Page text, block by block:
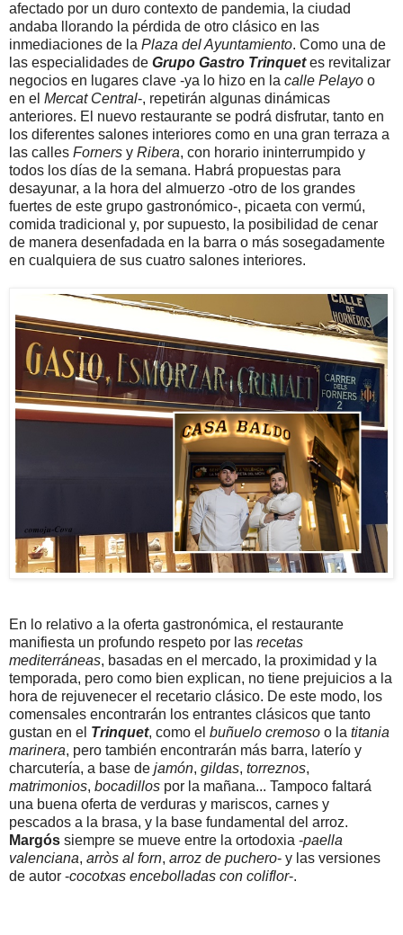
afectado por un duro contexto de pandemia, la ciudad
andaba llorando la pérdida de otro clásico en las
inmediaciones de la Plaza del Ayuntamiento. Como una de
las especialidades de Grupo Gastro Trinquetes revitalizar
negocios en lugares clave -ya lo hizo en la calle Pelayo o
en el Mercat Central-, repetirán algunas dinámicas
anteriores. El nuevo restaurante se podrá disfrutar, tanto en
los diferentes salones interiores como en una gran terraza a
las calles Forners y Ribera, con horario ininterrumpido y
todos los días de la semana. Habrá propuestas para
desayunar, a la hora del almuerzo -otro de los grandes
fuertes de este grupo gastronómico-, picaeta con vermú,
comida tradicional y, por supuesto, la posibilidad de cenar
de manera desenfadada en la barra o más sosegadamente
en cualquiera de sus cuatro salones interiores.
En lo relativo a la oferta gastronómica, el restaurante
manifiesta un profundo respeto por las recetas
mediterráneas, basadas en el mercado, la proximidad y la
temporada, pero como bien explican, no tiene prejuicios a la
hora de rejuvenecer el recetario clásico. De este modo, los
comensales encontrarán los entrantes clásicos que tanto
gustan en el Trinquet, como el buñuelo cremoso o la titania
marinera, pero también encontrarán más barra, laterío y
charcutería, a base de jamón, gildas, torreznos,
matrimonios, bocadillos por la mañana... Tampoco faltará
una buena oferta de verduras y mariscos, carnes y
pescados a la brasa, y la base fundamental del arroz.
Margós siempre se mueve entre la ortodoxia -paella
valenciana, arròs al forn, arroz de puchero- y las versiones
de autor -cocotxas encebolladas con coliflor-.